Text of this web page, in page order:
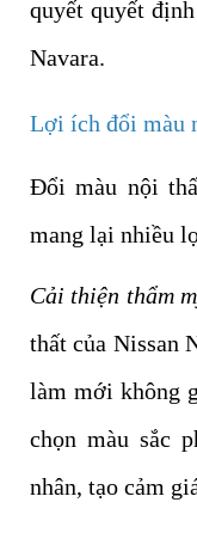
quyết quyết
Navara.
Lợi ích đổi màu
Đổi màu nội
mang lại nhiều
Cải thiện thẩm
thất của Nissan
làm mới không
chọn màu sắc
nhân, tạo cảm